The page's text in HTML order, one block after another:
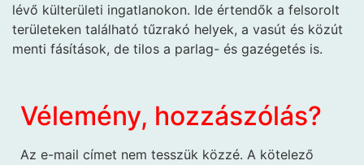
lévő külterületi ingatlanokon. Ide értendők a felsorolt
területeken található tűzrakó helyek, a vasút és közút
menti fásítások, de tilos a parlag- és gazégetés is.
Vélemény, hozzászólás?
Az e-mail címet nem tesszük közzé. A kötelező